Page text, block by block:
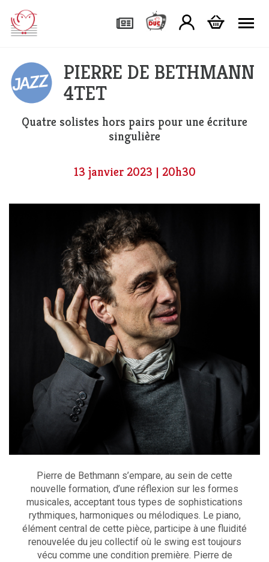
PIERRE DE BETHMANN
4TET
Quatre solistes hors pairs pour une écriture
singulière
13 janvier 2023 | 20h30
Pierre de Bethmann s’empare, au sein de cette
nouvelle formation, d’une réflexion sur les formes
musicales, acceptant tous types de sophistications
rythmiques, harmoniques ou mélodiques. Le piano,
élément central de cette pièce, participe à une fluidité
renouvelée du jeu collectif où le swing est toujours
vécu comme une condition première. Pierre de